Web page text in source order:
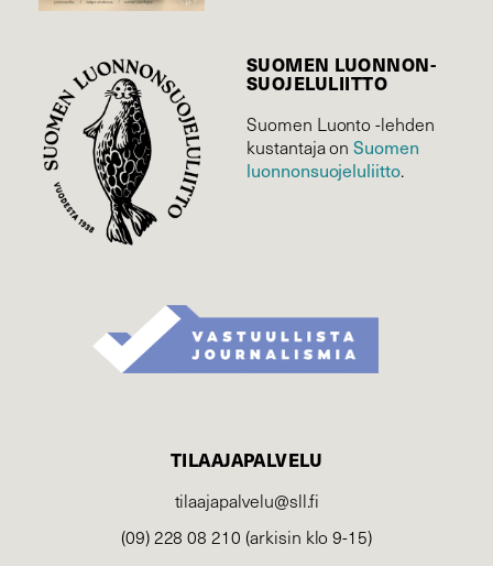
SUOMEN LUONNON­
SUOJELU­LIITTO
Suomen Luonto -lehden
kustantaja onSuomen
luonnonsuojelu­liitto.
TILAAJAPALVELU
tilaajapalvelu@sll.fi
(09) 228 08 210 (arkisin klo 9-15)